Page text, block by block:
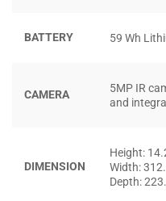
VI XỬ LÝ TIÊN TIẾN
BATTERY 59 Wh
CAMERA
5MP IR
and
DIMENSION
Height:
Width:
Depth: